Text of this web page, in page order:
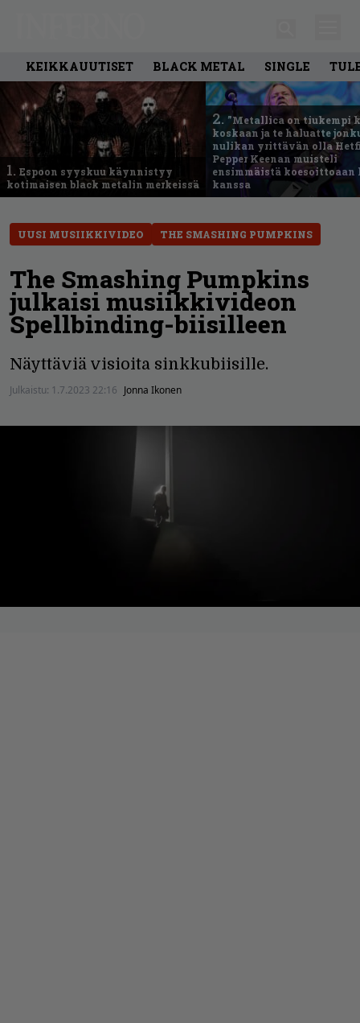
KEIKKAUUTISET BLACK METAL SINGLE
1. Espoon syyskuu käynnistyy
kotimaisen black metalin merkeissä
2. ”Metallica on tiukempi
koskaan ja te haluatte
nulikan yrittävän olla
Pepper Keenan muisteli
ensimmäistä
kanssa
UUSI MUSIIKKIVIDEO THE SMASHING PUMPKINS
The Smashing Pumpkins
julkaisi musiikkivideon
Spellbinding-biisilleen
Näyttäviä visioita sinkkubiisille.
Julkaistu: 1.7.2023 22:16 Jonna Ikonen